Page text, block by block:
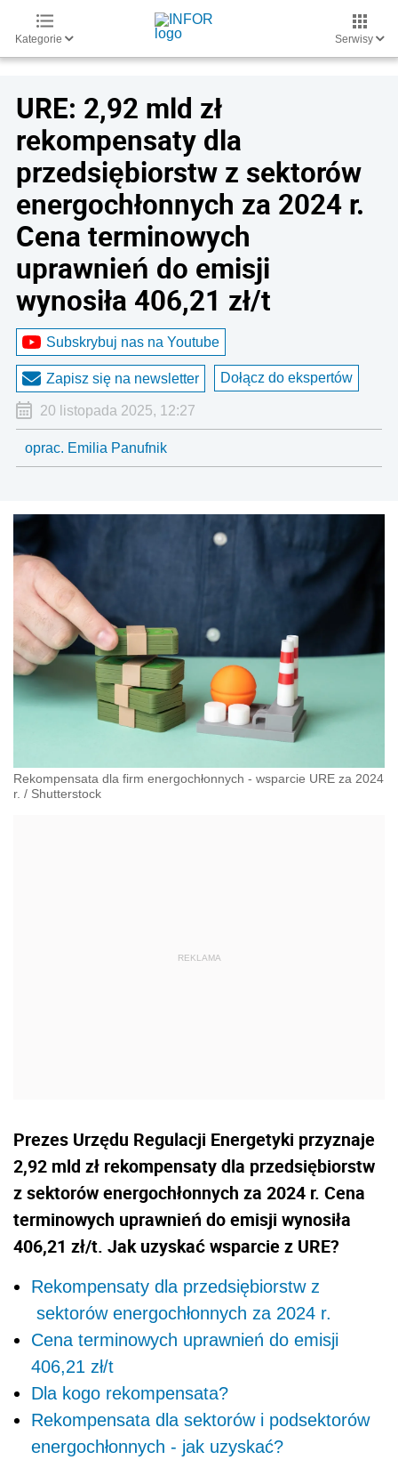
Kategorie Serwisy
URE: 2,92 mld zł
rekompensaty dla
przedsiębiorstw z sektorów
energochłonnych za 2024 r.
Cena terminowych
uprawnień do emisji
wynosiła 406,21 zł/t
Subskrybuj nas na Youtube
Zapisz się na newsletter Dołącz do ekspertów
20 listopada 2025, 12:27
oprac. Emilia Panufnik
Rekompensata dla firm energochłonnych - wsparcie URE za 2024
r. / Shutterstock
Prezes Urzędu Regulacji Energetyki przyznaje
2,92 mld zł rekompensaty dla przedsiębiorstw
z sektorów energochłonnych za 2024 r. Cena
terminowych uprawnień do emisji wynosiła
406,21 zł/t. Jak uzyskać wsparcie z URE?
Rekompensaty dla przedsiębiorstw z
sektorów energochłonnych za 2024 r.
Cena terminowych uprawnień do emisji
406,21 zł/t
Dla kogo rekompensata?
Rekompensata dla sektorów i podsektorów
energochłonnych - jak uzyskać?